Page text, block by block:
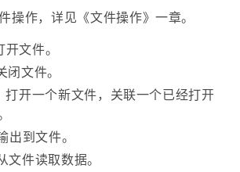
操作，详见《文件操作》一章。
文件。
文件。
开一个新文件，关联一个已经打开
到文件。
件读取数据。